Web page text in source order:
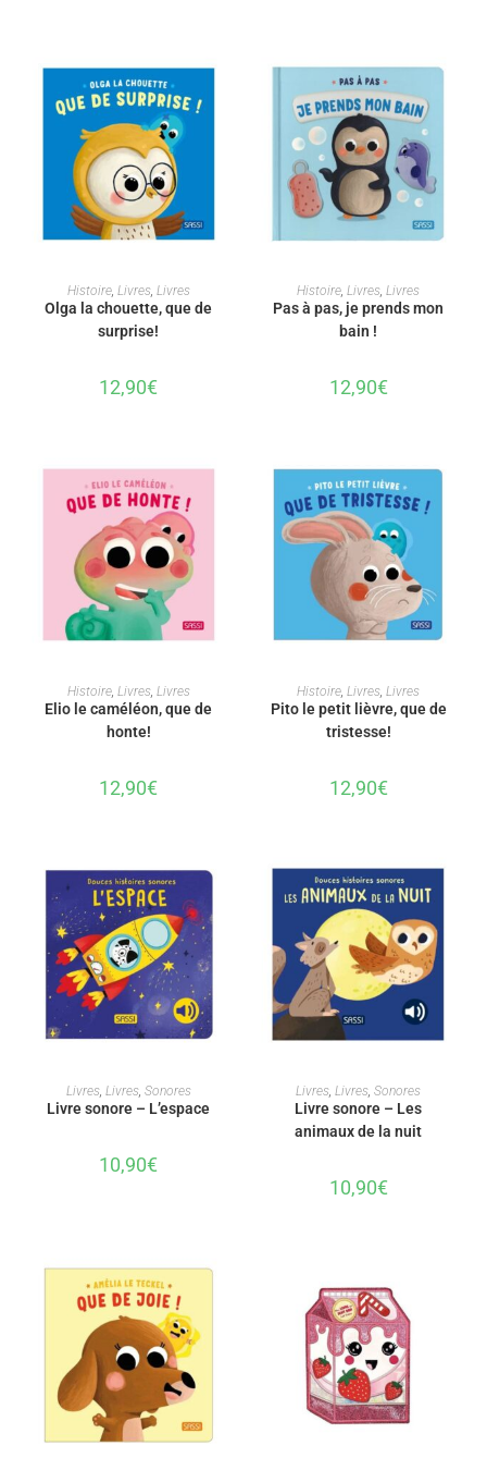
AJOUTER AU PANIER
Histoire, Livres, Livres
Olga la chouette, que de
surprise!
12,90€
AJOUTER AU PANIER
Histoire,Livres,Livres
Pas à pas, je prends mon
bain !
12,90€
AJOUTER AU PANIER
Histoire, Livres, Livres
Elio le caméléon, que de
honte!
12,90€
AJOUTER AU PANIER
Histoire ,Livres ,Livres
Pito le petit lièvre, que de
tristesse!
12,90€
AJOUTER AU PANIER
Livres, Livres, Sonores
Livre sonore – L’espace
10,90€
AJOUTER AU PANIER
Livres,Livres,Sonores
Livre sonore – Les
animaux de la nuit
10,90€